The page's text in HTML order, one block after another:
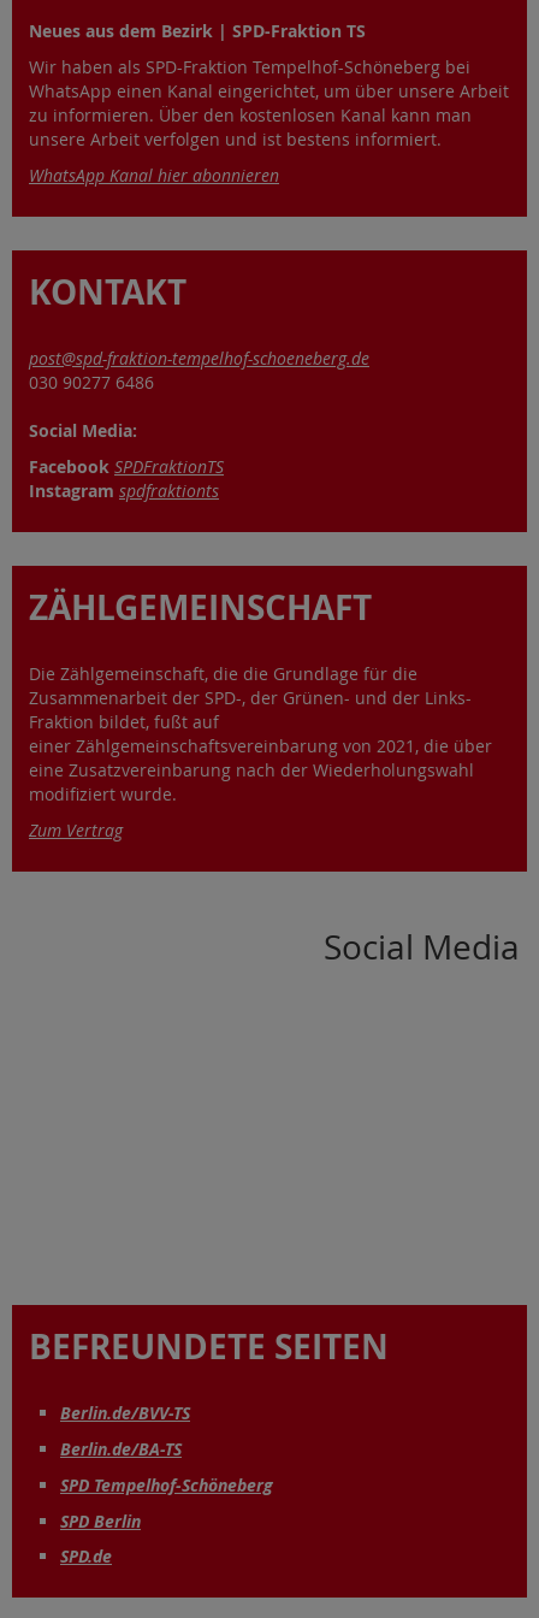
Neues aus dem Bezirk | SPD-Fraktion TS
Wir haben als SPD-Fraktion Tempelhof-Schöneberg bei
WhatsApp einen Kanal eingerichtet, um über unsere Arbeit
zu informieren. Über den kostenlosen Kanal kann man
unsere Arbeit verfolgen und ist bestens informiert.
WhatsApp Kanal hier abonnieren
KONTAKT
post@spd-fraktion-tempelhof-schoeneberg.de
030 90277 6486
Social Media:
Facebook SPDFraktionTS
Instagram spdfraktionts
ZÄHLGEMEINSCHAFT
Die Zählgemeinschaft, die die Grundlage für die
Zusammenarbeit der SPD-, der Grünen- und der Links-
Fraktion bildet, fußt auf
einer Zählgemeinschaftsvereinbarung von 2021, die über
eine Zusatzvereinbarung nach der Wiederholungswahl
modifiziert wurde.
Zum Vertrag
Social Media
BEFREUNDETE SEITEN
Berlin.de/BVV-TS
Berlin.de/BA-TS
SPD Tempelhof-Schöneberg
SPD Berlin
SPD.de